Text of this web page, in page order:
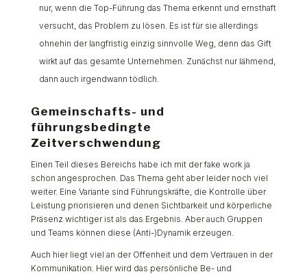
nur, wenn die Top-Führung das Thema erkennt und ernsthaft
versucht, das Problem zu lösen. Es ist für sie allerdings
ohnehin der langfristig einzig sinnvolle Weg, denn das Gift
wirkt auf das gesamte Unternehmen. Zunächst nur lähmend,
dann auch irgendwann tödlich.
Gemeinschafts- und
führungsbedingte
Zeitverschwendung
Einen Teil dieses Bereichs habe ich mit der fake work ja
schon angesprochen. Das Thema geht aber leider noch viel
weiter. Eine Variante sind Führungskräfte, die Kontrolle über
Leistung priorisieren und denen Sichtbarkeit und körperliche
Präsenz wichtiger ist als das Ergebnis. Aber auch Gruppen
und Teams können diese (Anti-)Dynamik erzeugen.
Auch hier liegt viel an der Offenheit und dem Vertrauen in der
Kommunikation. Hier wird das persönliche Be- und